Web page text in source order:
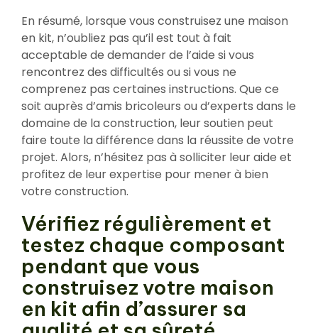
En résumé, lorsque vous construisez une maison
en kit, n’oubliez pas qu’il est tout à fait
acceptable de demander de l’aide si vous
rencontrez des difficultés ou si vous ne
comprenez pas certaines instructions. Que ce
soit auprès d’amis bricoleurs ou d’experts dans le
domaine de la construction, leur soutien peut
faire toute la différence dans la réussite de votre
projet. Alors, n’hésitez pas à solliciter leur aide et
profitez de leur expertise pour mener à bien
votre construction.
Vérifiez régulièrement et
testez chaque composant
pendant que vous
construisez votre maison
en kit afin d’assurer sa